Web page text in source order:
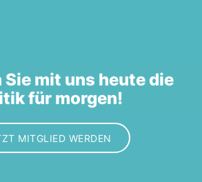
mit uns heute die
für morgen!
MITGLIED WERDEN